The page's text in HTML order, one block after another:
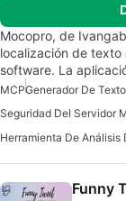
Mocopro, de
localización de
software. La
MCPGenerador De
Seguridad Del Servidor
Herramienta De Análisis
Funny